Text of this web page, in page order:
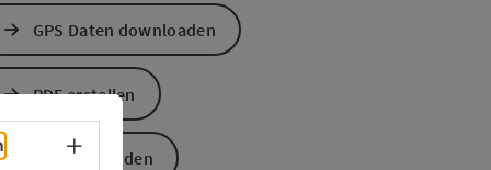
GPS Daten downloaden
PDF erstellen
Anfrage senden
Sprachwahl - Menü öffnen